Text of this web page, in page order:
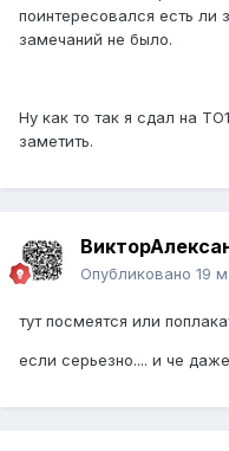
поинтересовался есть ли
замечаний не было.
Ну как то так я сдал на
заметить.
Опубликовано 19
тут посмеятся или
если серьезно.... и че